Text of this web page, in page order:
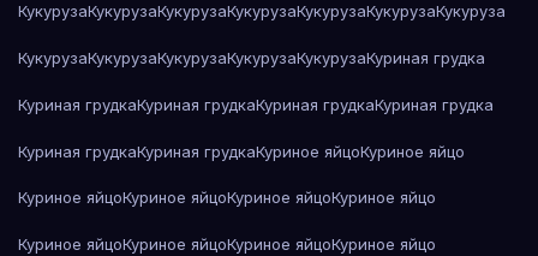
КукурузаКукурузаКукурузаКукурузаКукурузаКукурузаКукуруза
КукурузаКукурузаКукурузаКукурузаКукурузаКуриная грудка
Куриная грудкаКуриная грудкаКуриная грудкаКуриная грудка
Куриная грудкаКуриная грудкаКуриное яйцоКуриное яйцо
Куриное яйцоКуриное яйцоКуриное яйцоКуриное яйцо
Куриное яйцоКуриное яйцоКуриное яйцоКуриное яйцо